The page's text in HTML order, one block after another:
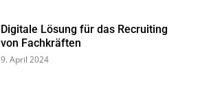
Digitale Lösung für das Recruiting
von Fachkräften
9. April 2024